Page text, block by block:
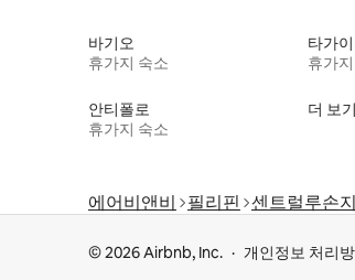
바기오
휴가지 숙소
타가
휴가
안티폴로
휴가지 숙소
더 보기
에어비앤비 필리핀 센트럴루손
© 2026 Airbnb, Inc. 개인정보 처리